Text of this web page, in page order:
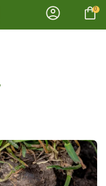
0